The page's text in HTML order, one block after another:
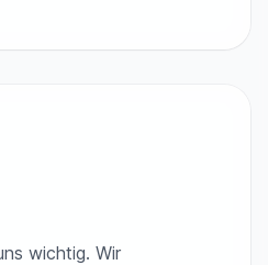
wichtig. Wir